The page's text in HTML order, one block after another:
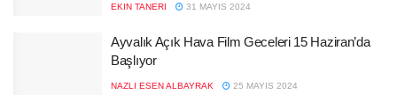
EKIN TANERI 31 MAYIS 2024
Ayvalık Açık Hava Film Geceleri 15 Haziran’da
Başlıyor
NAZLI ESEN ALBAYRAK 25 MAYIS 2024